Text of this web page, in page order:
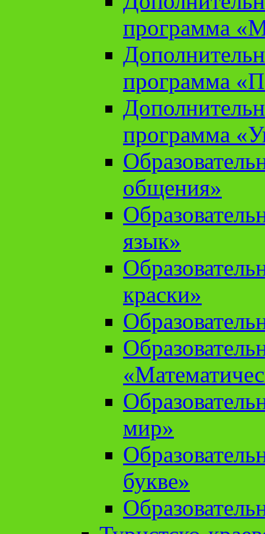
программа
программа
программа
общения»
язык»
краски»
мир»
букве»